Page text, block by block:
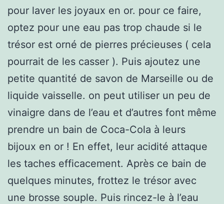
pour laver les joyaux en or. pour ce faire,
optez pour une eau pas trop chaude si le
trésor est orné de pierres précieuses ( cela
pourrait de les casser ). Puis ajoutez une
petite quantité de savon de Marseille ou de
liquide vaisselle. on peut utiliser un peu de
vinaigre dans de l’eau et d’autres font même
prendre un bain de Coca-Cola à leurs
bijoux en or ! En effet, leur acidité attaque
les taches efficacement. Après ce bain de
quelques minutes, frottez le trésor avec
une brosse souple. Puis rincez-le à l’eau